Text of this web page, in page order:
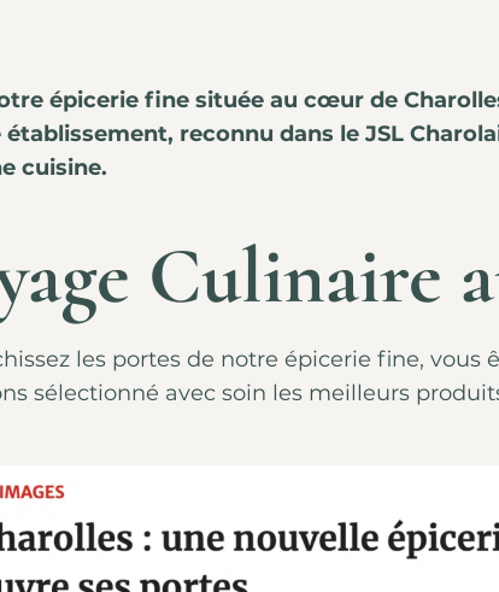
épicerie fine située au cœur de
reconnu dans le JSL
cuisine.
Culinaire
les portes de notre épicerie fine,
sélectionné avec soin les meilleurs